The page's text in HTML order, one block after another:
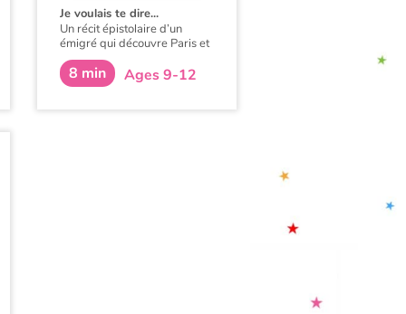
Je voulais te dire...
Un récit épistolaire d’un
émigré qui découvre Paris et
la dure réalité de son statut.
8 min Ages 9-12